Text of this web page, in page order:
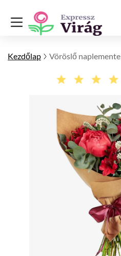
Kezdőlap Vöröslő naplemente